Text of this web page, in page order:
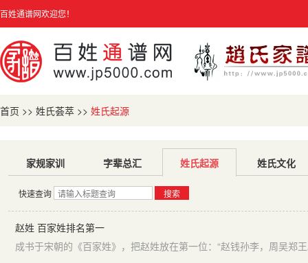
百姓通谱网欢迎您！
首页 >> 姓氏荟萃 >> 姓氏起源
家规家训 字辈总汇 姓氏起源 姓氏文化
快速查询 搜索
赵姓 百家姓排名第一